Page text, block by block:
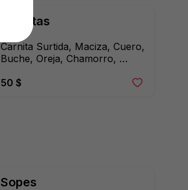
Gorditas
Carnita Surtida, Maciza, Cuero,
Buche, Oreja, Chamorro,
50 $
Sopes